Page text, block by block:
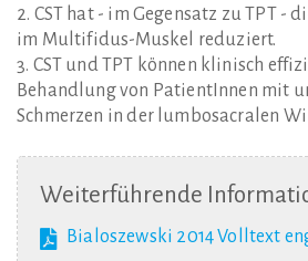
2. CST hat - im Gegensatz zu TPT -
im Multifidus-Muskel reduziert.
3. CST und TPT können klinisch
Behandlung von PatientInnen mit
Schmerzen in der lumbosacralen
Weiterführende
Bialoszewski 2014 Volltext